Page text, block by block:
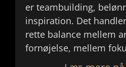
er teambuilding,
inspiration. Det
rette balance mellem
fornøjelse, mellem